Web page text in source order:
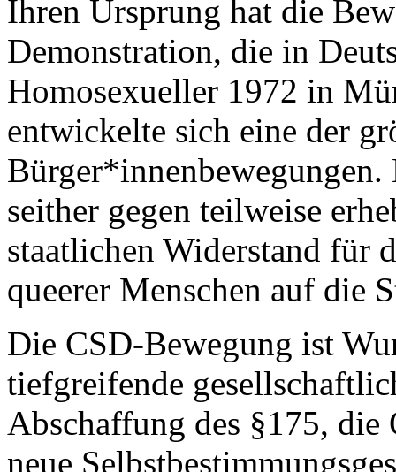
Ihren Ursprung hat die
Demonstration, die in
Homosexueller 1972 in
entwickelte sich eine der
seither gegen teilweise
staatlichen Widerstand für
queerer Menschen auf die
Die CSD-Bewegung ist
tiefgreifende
Abschaffung des §175,
neue